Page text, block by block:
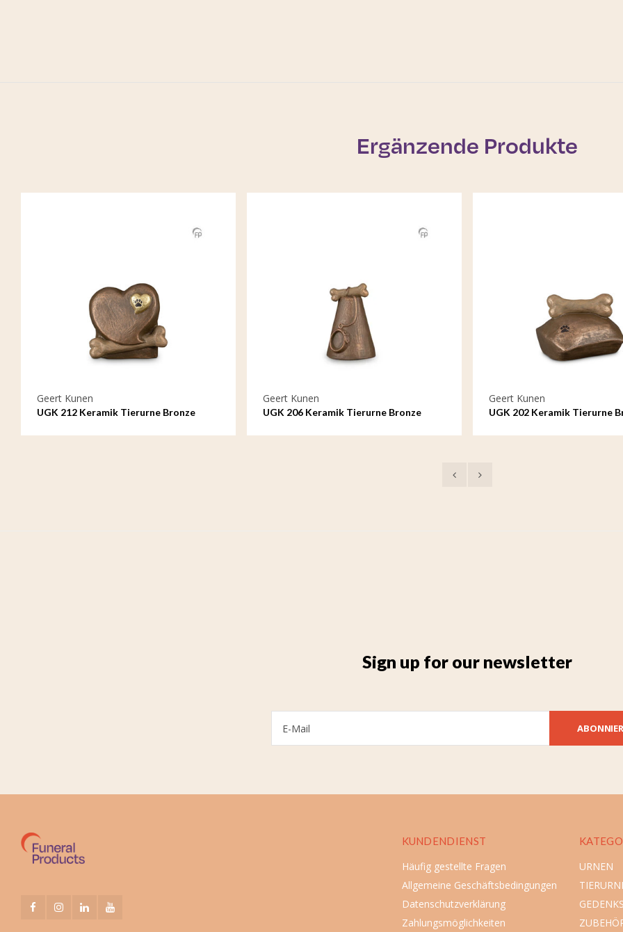
Ergänzende Produkte
Geert Kunen
UGK 212 Keramik Tierurne Bronze
Geert Kunen
UGK 206 Keramik Tierurne Bronze
Geert Kunen
UGK 202 Keramik Tierurne
Sign up for our newsletter
KUNDENDIENST
Häufig gestellte Fragen
Allgemeine Geschäftsbedingungen
Datenschutzverklärung
Zahlungsmöglichkeiten
URNEN